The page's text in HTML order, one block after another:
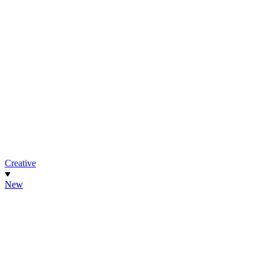
Creative
New